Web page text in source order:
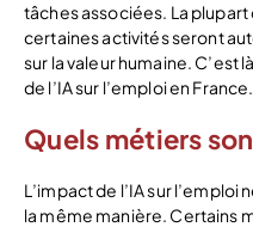
tâches associées. La
certaines activités seront
sur la valeur humaine. C’est
de l’IA sur l’emploi en France.
Quels métiers
L’impact de l’IA sur
la même manière. Certains